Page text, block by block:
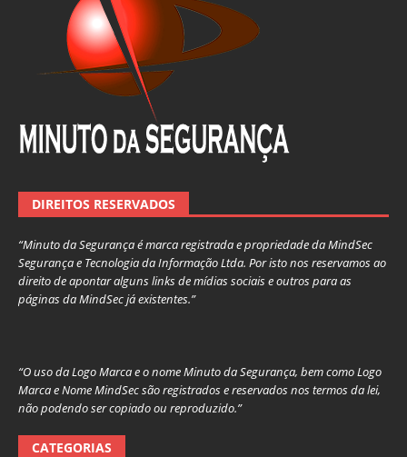
DIREITOS RESERVADOS
“Minuto da Segurança é marca registrada e propriedade da MindSec
Segurança e Tecnologia da Informação Ltda. Por isto nos reservamos ao
direito de apontar alguns links de mídias sociais e outros para as
páginas da MindSec já existentes.”
“O uso da Logo Marca e o nome Minuto da Segurança, bem como Logo
Marca e Nome MindSec são registrados e reservados nos termos da lei,
não podendo ser copiado ou reproduzido.”
CATEGORIAS